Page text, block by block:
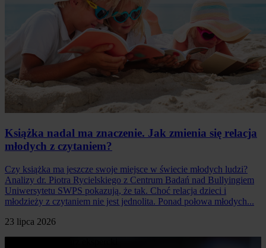
Książka nadal ma znaczenie. Jak zmienia się relacja
młodych z czytaniem?
Czy książka ma jeszcze swoje miejsce w świecie młodych ludzi?
Analizy dr. Piotra Rycielskiego z Centrum Badań nad Bullyingiem
Uniwersytetu SWPS pokazują, że tak. Choć relacja dzieci i
młodzieży z czytaniem nie jest jednolita. Ponad połowa młodych...
23 lipca 2026